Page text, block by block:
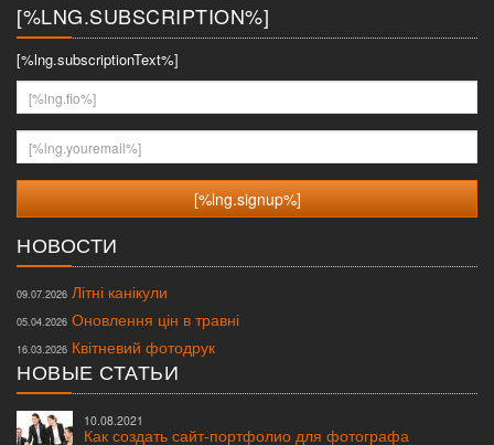
[%LNG.SUBSCRIPTION%]
[%lng.subscriptionText%]
[%lng.fio%]
[%lng.youremail%]
НОВОСТИ
09.07.2026 Літні канікули
05.04.2026 Оновлення цін в травні
16.03.2026 Квітневий фотодрук
НОВЫЕ СТАТЬИ
10.08.2021
Как создать сайт-портфолио для фотографа